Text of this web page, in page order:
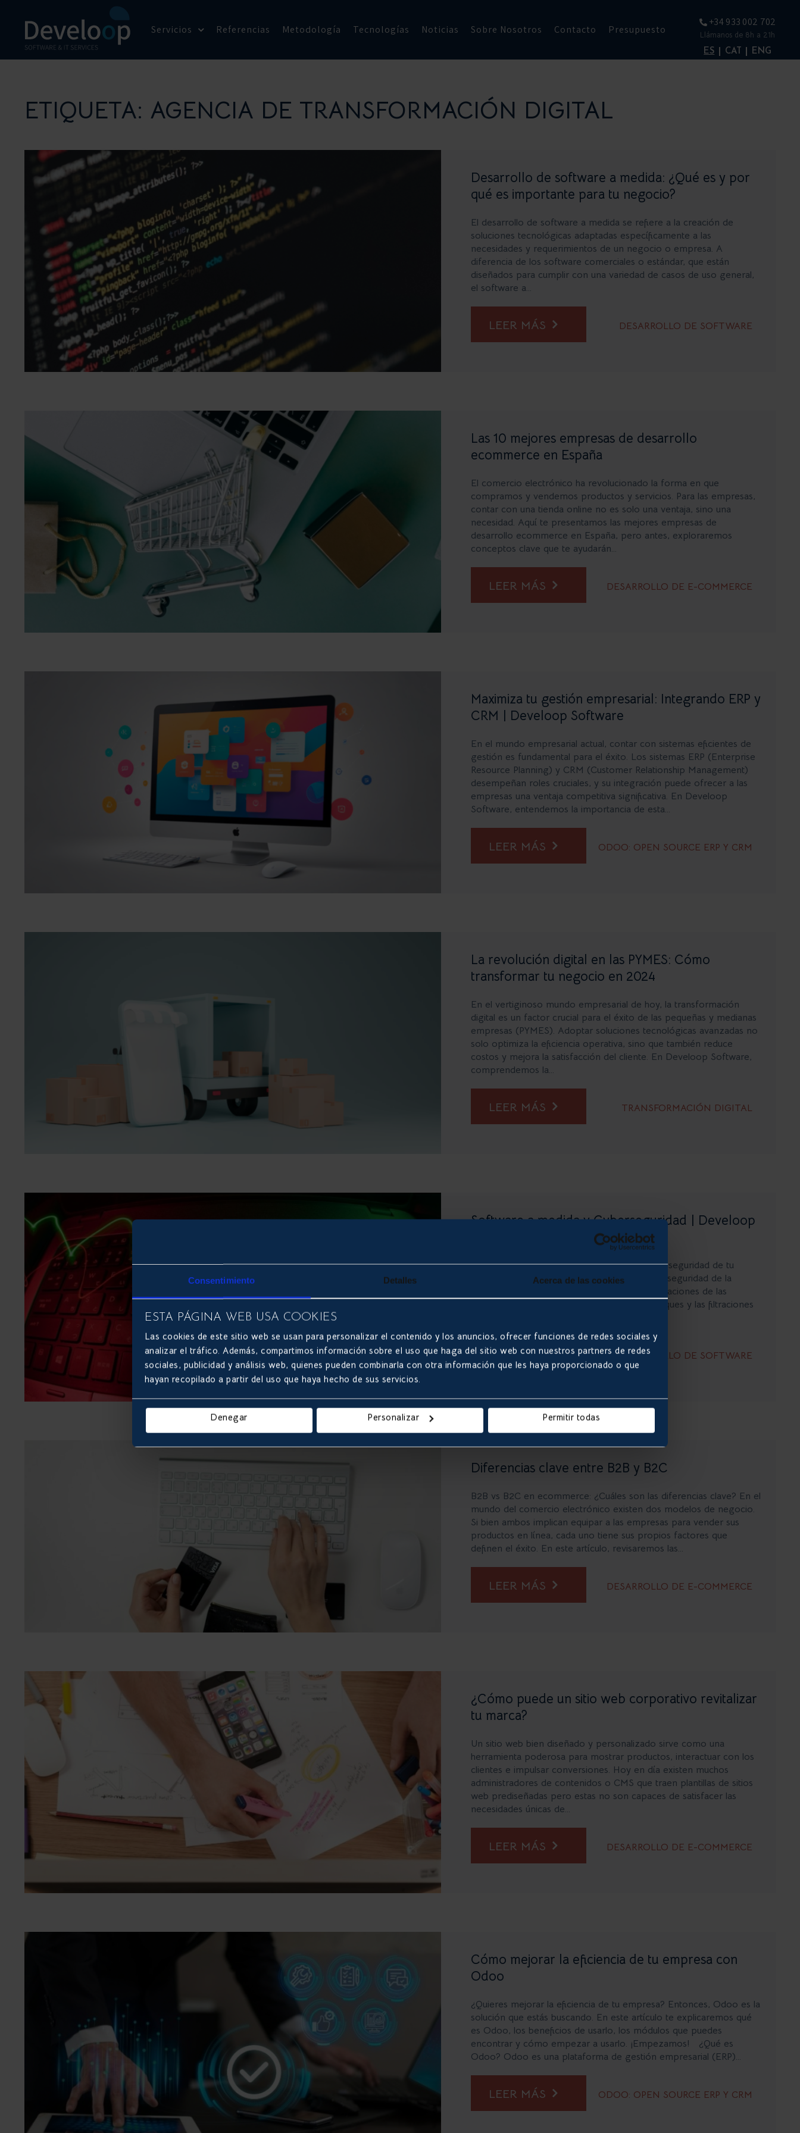
Consentimiento Detalles Acerca de las cookies
ESTA PÁGINA WEB USA COOKIES
Las cookies de este sitio web se usan para personalizar el contenido y los anuncios, ofrecer funciones de redes sociales y
analizar el tráfico. Además, compartimos información sobre el uso que haga del sitio web con nuestros partners de redes
sociales, publicidad y análisis web, quienes pueden combinarla con otra información que les haya proporcionado o que
hayan recopilado a partir del uso que haya hecho de sus servicios.
Denegar Personalizar Permitir todas
contenido
Servicios Referencias Metodología Tecnologías Noticias Sobre Nosotros Contacto Presupuesto
+34 933 002 702
Llámanos de 8h a 21h
ES CAT ENG
ETIQUETA: AGENCIA DE TRANSFORMACIÓN DIGITAL
Desarrollo de software a medida: ¿Qué es y por
qué es importante para tu negocio?
El desarrollo de software a medida se refiere a la creación de
soluciones tecnológicas adaptadas específicamente a las
necesidades y requerimientos de un negocio o empresa. A
diferencia de los software comerciales o estándar, que están
diseñados para cumplir con una variedad de casos de uso general,
el software a...
LEER MÁS DESARROLLO DE SOFTWARE
Las 10 mejores empresas de desarrollo
ecommerce en España
El comercio electrónico ha revolucionado la forma en que
compramos y vendemos productos y servicios. Para las empresas,
contar con una tienda online no es solo una ventaja, sino una
necesidad. Aquí te presentamos las mejores empresas de
desarrollo ecommerce en España, pero antes, exploraremos
conceptos clave que te ayudarán...
LEER MÁS DESARROLLO DE E-COMMERCE
Maximiza tu gestión empresarial: Integrando ERP y
CRM | Develoop Software
En el mundo empresarial actual, contar con sistemas eficientes de
gestión es fundamental para el éxito. Los sistemas ERP (Enterprise
Resource Planning) y CRM (Customer Relationship Management)
desempeñan roles cruciales, y su integración puede ofrecer a las
empresas una ventaja competitiva significativa. En Develoop
Software, entendemos la importancia de esta...
LEER MÁS ODOO: OPEN SOURCE ERP Y CRM
La revolución digital en las PYMES: Cómo
transformar tu negocio en 2024
En el vertiginoso mundo empresarial de hoy, la transformación
digital es un factor crucial para el éxito de las pequeñas y medianas
empresas (PYMES). Adoptar soluciones tecnológicas avanzadas no
solo optimiza la eficiencia operativa, sino que también reduce
costos y mejora la satisfacción del cliente. En Develoop Software,
comprendemos la...
LEER MÁS TRANSFORMACIÓN DIGITAL
Software a medida y Cyberseguridad | Develoop
Cómo el software a medida puede mejorar la seguridad de tu
empresa En la era digital en la que vivimos, la seguridad de la
información es una de las principales preocupaciones de las
empresas de todos los tamaños. Los ciberataques y las filtraciones
LEER MÁS DESARROLLO DE SOFTWARE
Diferencias clave entre B2B y B2C
B2B vs B2C en ecommerce: ¿Cuáles son las diferencias clave? En el
mundo del comercio electrónico existen dos modelos de negocio.
Si bien ambos implican equipar a las empresas para vender sus
productos en línea, cada uno tiene sus propios factores que
definen el éxito. En este artículo, revisaremos las...
LEER MÁS DESARROLLO DE E-COMMERCE
¿Cómo puede un sitio web corporativo revitalizar
tu marca?
Un sitio web bien diseñado y personalizado sirve como una
herramienta poderosa para mostrar productos, interactuar con los
clientes e impulsar conversiones. Hoy en día existen muchos
administradores de contenidos o CMS que traen plantillas de sitios
web prediseñadas pero estas no son capaces de satisfacer las
necesidades únicas de...
LEER MÁS DESARROLLO DE E-COMMERCE
Cómo mejorar la eficiencia de tu empresa con
Odoo
¿Quieres mejorar la eficiencia de tu empresa? Entonces, Odoo es la
solución que estás buscando. En este artículo te explicaremos qué
es Odoo, los beneficios de usarlo, los módulos que puedes
encontrar y cómo empezar a usarlo. ¡Empezamos! ¿Qué es
Odoo? Odoo es una plataforma de gestión empresarial (ERP)...
LEER MÁS ODOO: OPEN SOURCE ERP Y CRM